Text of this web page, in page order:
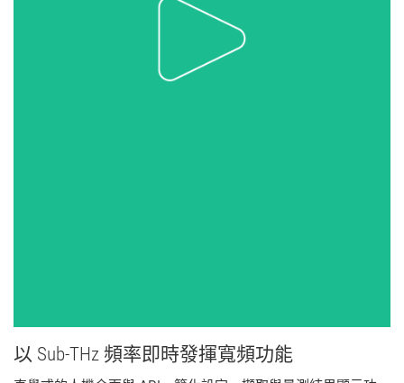
以 Sub-THz 頻率即時發揮寬頻功能